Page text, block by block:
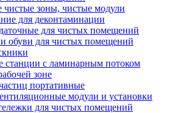
чистые зоны, чистые модули
для деконтаминации
для чистых помещений
обуви для чистых помещений
станции с ламинарным потоком
зоне
портативные
модули и установки
для чистых помещений